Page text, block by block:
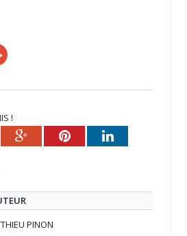
Cliquez
pour
(ouvre
nouvelle
fenêtre)
!
Google+PinterestLinkedIn
PINON